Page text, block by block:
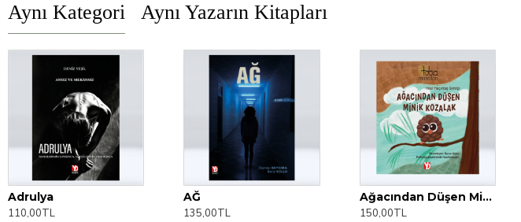
Aynı Kategori Aynı Yazarın Kitapları
Adrulya
110,00TL
AĞ
135,00TL
Ağacından Düşen Minik Kozalak
150,00TL